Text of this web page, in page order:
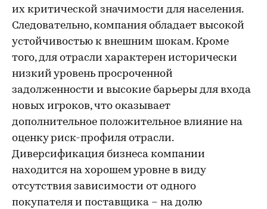
их критической значимости для населения.
Следовательно, компания обладает высокой
устойчивостью к внешним шокам. Кроме
того, для отрасли характерен исторически
низкий уровень просроченной
задолженности и высокие барьеры для входа
новых игроков, что оказывает
дополнительное положительное влияние на
оценку риск-профиля отрасли.
Диверсификация бизнеса компании
находится на хорошем уровне в виду
отсутствия зависимости от одного
покупателя и поставщика – на долю